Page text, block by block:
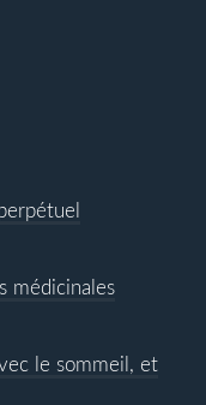
médicinales
le sommeil, et